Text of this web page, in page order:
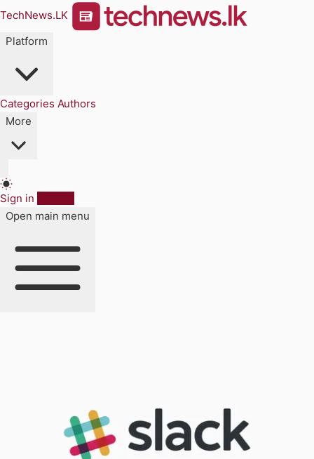
TechNews.LK
Platform
Categories Authors
More
Sign in
Open main menu